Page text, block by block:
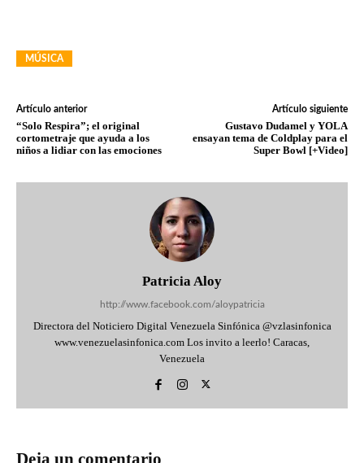
MÚSICA
Artículo anterior
“Solo Respira”; el original
cortometraje que ayuda a los
niños a lidiar con las emociones
Artículo siguiente
Gustavo Dudamel y YOLA
ensayan tema de Coldplay para el
Super Bowl [+Video]
Patricia Aloy
http://www.facebook.com/aloypatricia
Directora del Noticiero Digital Venezuela Sinfónica @vzlasinfonica
www.venezuelasinfonica.com Los invito a leerlo! Caracas,
Venezuela
Deja un comentario